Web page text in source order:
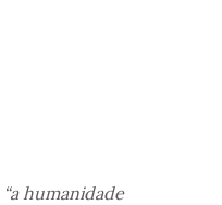
“a humanidade